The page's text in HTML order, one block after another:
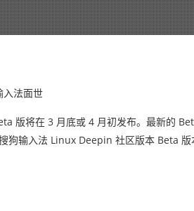
法面世
版将在 3 月底或 4 月初发布。最新的
狗输入法 Linux Deepin 社区版本 Beta 版